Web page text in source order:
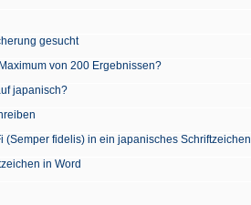
gesucht
von 200 Ergebnissen?
japanisch?
(Semper fidelis) in ein japanisches Schriftzeichen
in Word